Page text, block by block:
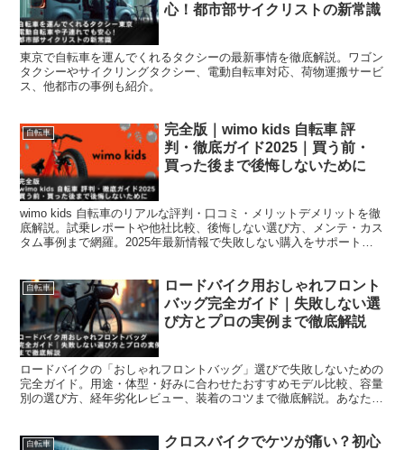
心！都市部サイクリストの新常識
東京で自転車を運んでくれるタクシーの最新事情を徹底解説。ワゴン
タクシーやサイクリングタクシー、電動自転車対応、荷物運搬サービ
ス、他都市の事例も紹介。
自転車
完全版｜wimo kids 自転車 評
判・徹底ガイド2025｜買う前・
買った後まで後悔しないために
wimo kids 自転車のリアルな評判・口コミ・メリットデメリットを徹
底解説。試乗レポートや他社比較、後悔しない選び方、メンテ・カス
タム事例まで網羅。2025年最新情報で失敗しない購入をサポートし
自転車
ロードバイク用おしゃれフロント
バッグ完全ガイド｜失敗しない選
び方とプロの実例まで徹底解説
ロードバイクの「おしゃれフロントバッグ」選びで失敗しないための
完全ガイド。用途・体型・好みに合わせたおすすめモデル比較、容量
別の選び方、経年劣化レビュー、装着のコツまで徹底解説。あなたの
自転車
クロスバイクでケツが痛い？初心